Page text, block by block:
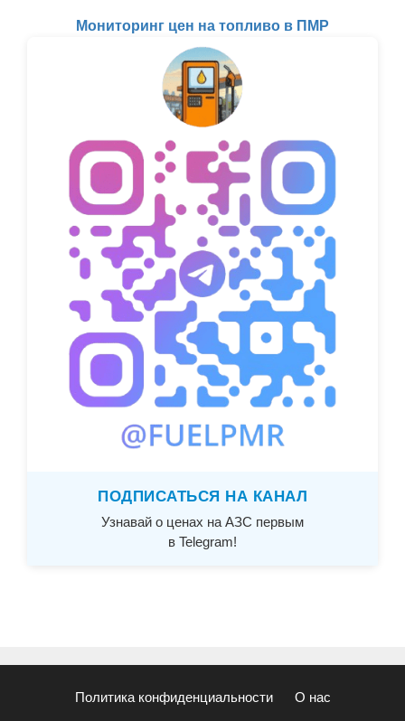
Мониторинг цен на топливо в ПМР
ПОДПИСАТЬСЯ НА КАНАЛ
Узнавай о ценах на АЗС первым
в Telegram!
Политика конфиденциальности О нас